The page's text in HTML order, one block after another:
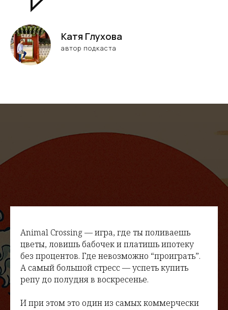
Катя Глухова
автор подкаста
Animal Crossing — игра, где ты поливаешь
цветы, ловишь бабочек и платишь ипотеку
без процентов. Где невозможно “проиграть”.
А самый большой стресс — успеть купить
репу до полудня в воскресенье.
И при этом это один из самых коммерчески